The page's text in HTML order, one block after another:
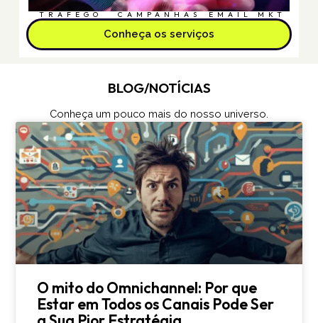
TRÁFEGO CAMPANHAS EMAIL MKT
Conheça os serviços
BLOG/NOTÍCIAS
Conheça um pouco mais do nosso universo.
O mito do Omnichannel: Por que
Estar em Todos os Canais Pode Ser